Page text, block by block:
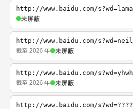
http://www.baidu.com/s?wd=lama
未屏蔽
http://www.baidu.com/s?wd=neil
截至 2026 年 未屏蔽
http://www.baidu.com/s?wd=yhwh
截至 2026 年 未屏蔽
http://www.baidu.com/s?wd=????